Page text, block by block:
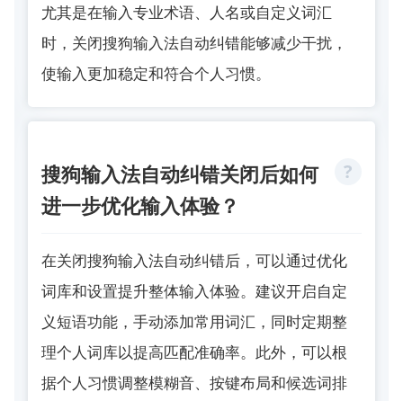
尤其是在输入专业术语、人名或自定义词汇
时，关闭搜狗输入法自动纠错能够减少干扰，
使输入更加稳定和符合个人习惯。
搜狗输入法自动纠错关闭后如何
进一步优化输入体验？
在关闭搜狗输入法自动纠错后，可以通过优化
词库和设置提升整体输入体验。建议开启自定
义短语功能，手动添加常用词汇，同时定期整
理个人词库以提高匹配准确率。此外，可以根
据个人习惯调整模糊音、按键布局和候选词排